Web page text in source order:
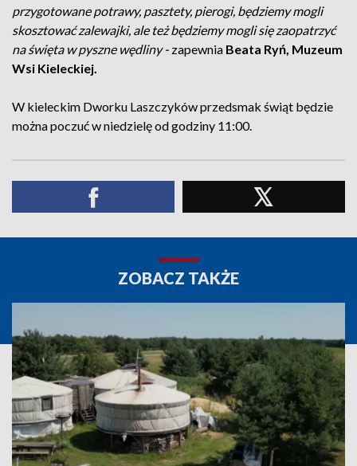
przygotowane potrawy, pasztety, pierogi, będziemy mogli
skosztować zalewajki, ale też będziemy mogli się zaopatrzyć
na święta w pyszne wędliny - zapewnia Beata Ryń, Muzeum
Wsi Kieleckiej.
W kieleckim Dworku Laszczyków przedsmak świąt będzie
można poczuć w niedzielę od godziny 11:00.
ZOBACZ TAKŻE